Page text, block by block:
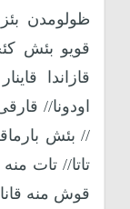
ظولومدن
قویو بئش
قازاندا
اودونا//
// بئش
تاتا// تات
قوش منه